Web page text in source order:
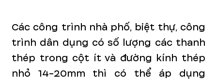
Các công trình nhà phố, biệt thự, công
trình dân dụng có số lượng các thanh
thép trong cột ít và đường kính thép
nhỏ 14-20mm thì có thể áp dụng